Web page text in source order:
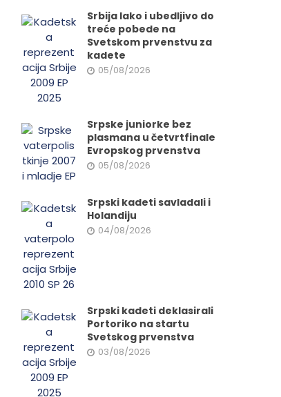
Srbija lako i ubedljivo do
treće pobede na
Svetskom prvenstvu za
kadete
05/08/2026
Srpske juniorke bez
plasmana u četvrtfinale
Evropskog prvenstva
05/08/2026
Srpski kadeti savladali i
Holandiju
04/08/2026
Srpski kadeti deklasirali
Portoriko na startu
Svetskog prvenstva
03/08/2026